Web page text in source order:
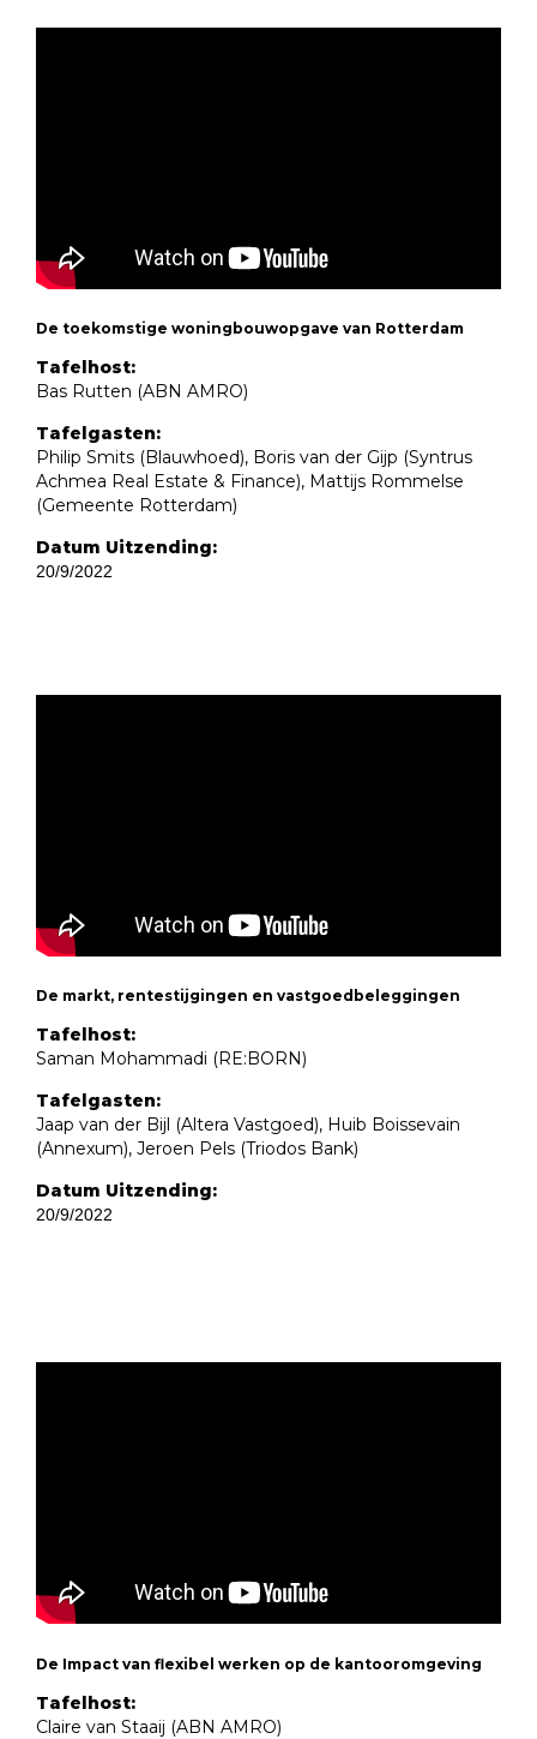
De toekomstige woningbouwopgave van Rotterdam
Tafelhost:
Bas Rutten (ABN AMRO)
Tafelgasten:
Philip Smits (Blauwhoed), Boris van der Gijp (Syntrus
Achmea Real Estate & Finance), Mattijs Rommelse
(Gemeente Rotterdam)
Datum Uitzending:
20/9/2022
De markt, rentestijgingen en vastgoedbeleggingen
Tafelhost:
Saman Mohammadi (RE:BORN)
Tafelgasten:
Jaap van der Bijl (Altera Vastgoed), Huib Boissevain
(Annexum), Jeroen Pels (Triodos Bank)
Datum Uitzending:
20/9/2022
De Impact van flexibel werken op de kantooromgeving
Tafelhost:
Claire van Staaij (ABN AMRO)